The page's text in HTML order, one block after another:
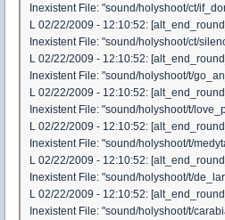
Inexistent File: "sound/holyshoot/ct/
L 02/22/2009 - 12:10:52:
Inexistent File: "sound/holyshoot/ct/
L 02/22/2009 - 12:10:52:
Inexistent File: "sound/holyshoot/t/
L 02/22/2009 - 12:10:52:
Inexistent File: "sound/holyshoot/t/
L 02/22/2009 - 12:10:52:
Inexistent File: "sound/holyshoot/t/
L 02/22/2009 - 12:10:52:
Inexistent File: "sound/holyshoot/t/
L 02/22/2009 - 12:10:52:
Inexistent File: "sound/holyshoot/t/